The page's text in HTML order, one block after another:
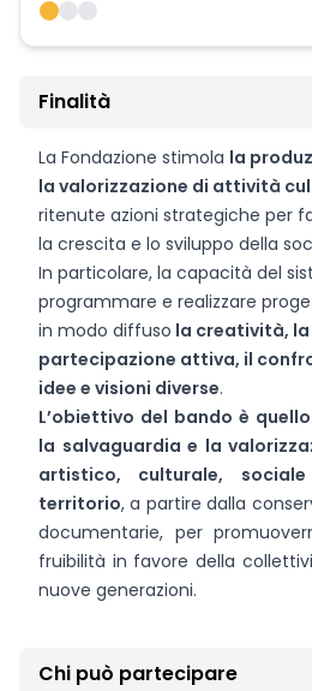
Finalità
La Fondazione stimola la
la valorizzazione di attività
ritenute azioni strategiche per
la crescita e lo sviluppo della
In particolare, la capacità del
programmare e realizzare
in modo diffuso la creatività,
partecipazione attiva, il
idee e visioni diverse.
L’obiettivo del bando è
la salvaguardia e la
artistico, culturale,
territorio, a partire dalla
documentarie, per
fruibilità in favore della
nuove generazioni.
Chi può partecipare